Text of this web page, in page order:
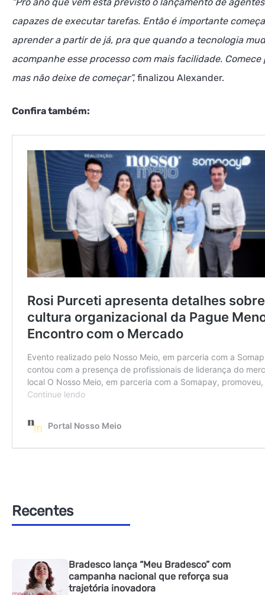
capazes de executar tarefas. Então é importante
aprender a partir de já, pra que quando a tecnologia
acompanhe esse processo com mais facilidade. Comece
mas não deixe de começar”,finalizou Alexander.
Confira também:
Recentes
Bradesco lança “Meu Bradesco” com
campanha nacional que reforça sua
trajetória inovadora